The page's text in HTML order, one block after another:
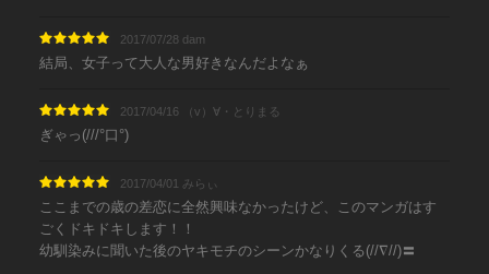
2017/07/28 dam
結局、女子って大人な男好きなんだよなぁ
2017/04/16 （v）∀・とりまる
ぎゃっ(///°口°)
2017/04/01 みらぃ
ここまでの歳の差恋に全然興味なかったけど、このマンガはす
ごくドキドキします！！
幼馴染みに聞いた後のヤキモチのシーンかなりくる(//∇//)〓